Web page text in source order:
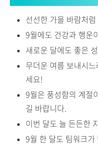
선선한 가을 바람처
9월에도 건강과 행운
새로운 달에도 좋은
무더운 여름 보내시
세요!
9월은 풍성함의 계절
길 바랍니다.
이번 달도 늘 든든한
9월 한 달도 팀워크